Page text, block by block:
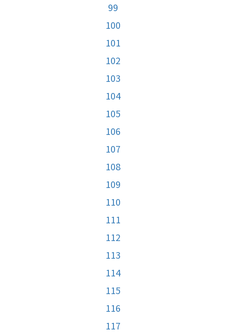
99
100
101
102
103
104
105
106
107
108
109
110
111
112
113
114
115
116
117